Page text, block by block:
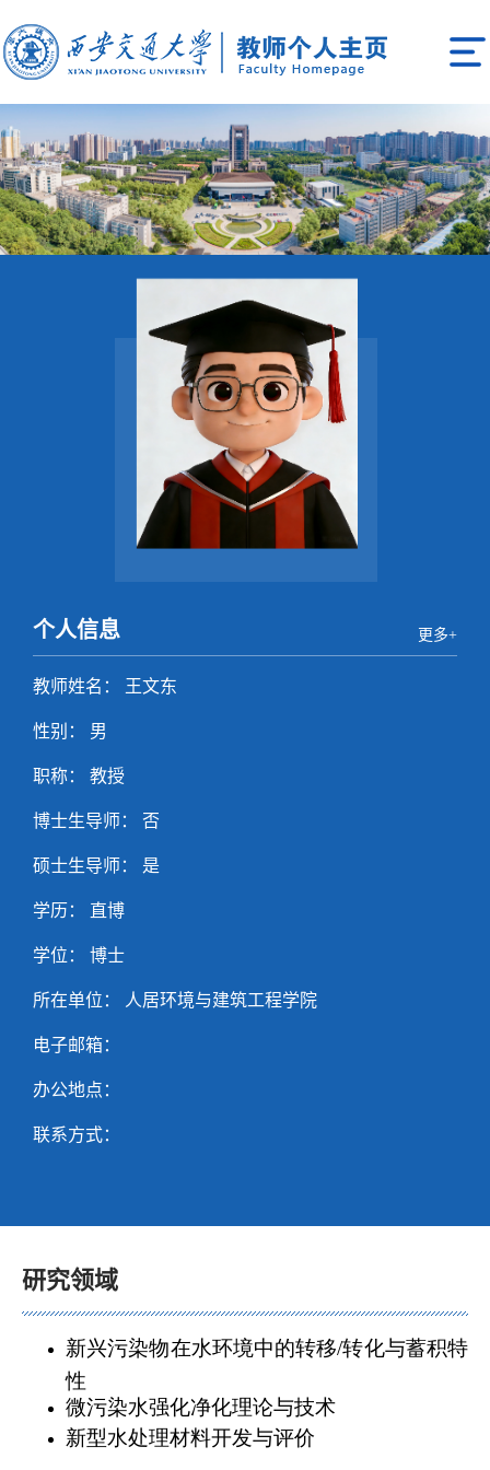
个人信息 更多+
教师姓名： 王文东
性别： 男
职称： 教授
博士生导师： 否
硕士生导师： 是
学历： 直博
学位： 博士
所在单位： 人居环境与建筑工程学院
电子邮箱：
办公地点：
联系方式：
研究领域